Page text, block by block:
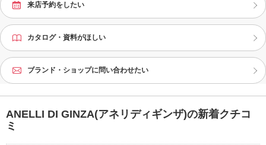
来店予約をしたい
カタログ・資料がほしい
ブランド・ショップに問い合わせたい
ANELLI DI GINZA(アネリディギンザ)の新着クチコ
ミ